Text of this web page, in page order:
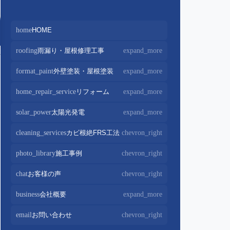
homeHOME
roofing雨漏り・屋根修理工事 expand_more
屋根修理・屋根工事 chevron_right
部分屋根工事 chevron_right
棟板金包み直し工事 chevron_right
棟板金工事 chevron_right
format_paint外壁塗装・屋根塗装 expand_more
外壁塗装 chevron_right
home_repair_service リフォーム expand_more
キッチンリフォーム chevron_right
家電・設備リフォーム chevron_right
外構リフォーム chevron_right
solar_power太陽光発電 expand_more
太陽光パネル設置 chevron_right
cleaning_servicesカビ根絶FRS工法 chevron_right
photo_library施工事例 chevron_right
chatお客様の声 chevron_right
business会社概要 expand_more
会社案内 chevron_right
emailお問い合わせ chevron_right